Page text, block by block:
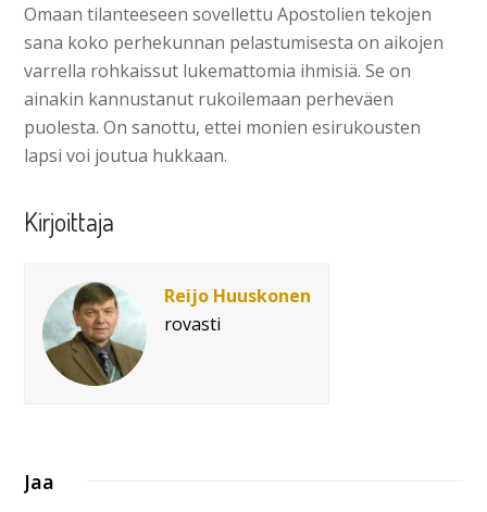
Omaan tilanteeseen sovellettu Apostolien tekojen
sana koko perhekunnan pelastumisesta on aikojen
varrella rohkaissut lukemattomia ihmisiä. Se on
ainakin kannustanut rukoilemaan perheväen
puolesta. On sanottu, ettei monien esirukousten
lapsi voi joutua hukkaan.
Kirjoittaja
Reijo Huuskonen
rovasti
Jaa